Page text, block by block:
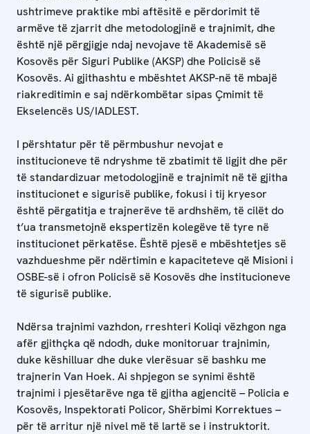
ushtrimeve praktike mbi aftësitë e përdorimit të
armëve të zjarrit dhe metodologjinë e trajnimit, dhe
është një përgjigje ndaj nevojave të Akademisë së
Kosovës për Siguri Publike (AKSP) dhe Policisë së
Kosovës. Ai gjithashtu e mbështet AKSP-në të mbajë
riakreditimin e saj ndërkombëtar sipas Çmimit të
Ekselencës US/IADLEST.
I përshtatur për të përmbushur nevojat e
institucioneve të ndryshme të zbatimit të ligjit dhe për
të standardizuar metodologjinë e trajnimit në të gjitha
institucionet e sigurisë publike, fokusi i tij kryesor
është përgatitja e trajnerëve të ardhshëm, të cilët do
t’ua transmetojnë ekspertizën kolegëve të tyre në
institucionet përkatëse. Është pjesë e mbështetjes së
vazhdueshme për ndërtimin e kapaciteteve që Misioni i
OSBE-së i ofron Policisë së Kosovës dhe institucioneve
të sigurisë publike.
Ndërsa trajnimi vazhdon, rreshteri Koliqi vëzhgon nga
afër gjithçka që ndodh, duke monitoruar trajnimin,
duke këshilluar dhe duke vlerësuar së bashku me
trajnerin Van Hoek. Ai shpjegon se synimi është
trajnimi i pjesëtarëve nga të gjitha agjencitë – Policia e
Kosovës, Inspektorati Policor, Shërbimi Korrektues –
për të arritur një nivel më të lartë se i instruktorit.